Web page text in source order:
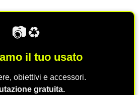
📷♻️
il tuo usato
obiettivi e accessori.
gratuita.